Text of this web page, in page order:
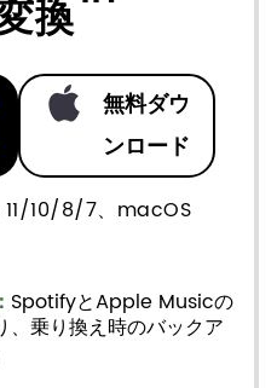
換
無料ダウ
ンロード
10/8/7、macOS
SpotifyとApple Musicの
、乗り換え時のバックア